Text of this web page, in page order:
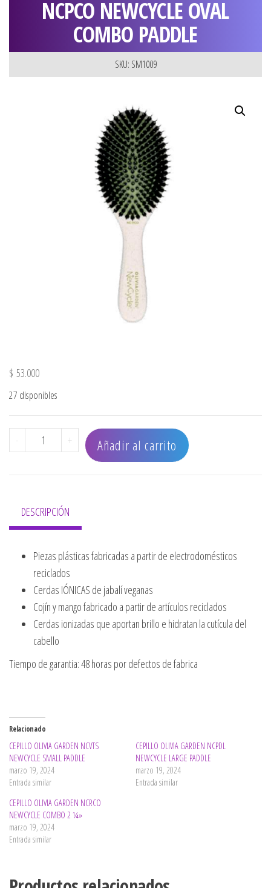
NCPCO NEWCYCLE OVAL
COMBO PADDLE
SKU: SM1009
$ 53.000
27 disponibles
- CEPILLO OLIVIA GARDEN NCPCO NEWCYCLE OVAL
+ Añadir al carrito
DESCRIPCIÓN
Piezas plásticas fabricadas a partir de electrodomésticos
reciclados
Cerdas IÓNICAS de jabalí veganas
Cojín y mango fabricado a partir de artículos reciclados
Cerdas ionizadas que aportan brillo e hidratan la cutícula del
cabello
Tiempo de garantia: 48 horas por defectos de fabrica
Relacionado
CEPILLO OLIVIA GARDEN NCVTS
NEWCYCLE SMALL PADDLE
marzo 19, 2024
Entrada similar
CEPILLO OLIVIA GARDEN NCPDL
NEWCYCLE LARGE PADDLE
marzo 19, 2024
Entrada similar
CEPILLO OLIVIA GARDEN NCRCO
NEWCYCLE COMBO 2 ¼»
marzo 19, 2024
Entrada similar